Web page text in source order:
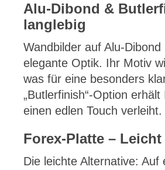
Alu-Dibond &
langlebig
Wandbilder auf Alu-
elegante Optik. Ihr Motiv
was für eine besonders
„Butlerfinish“-Option
einen edlen Touch verleiht.
Forex-Platte –
Die leichte Alternative: